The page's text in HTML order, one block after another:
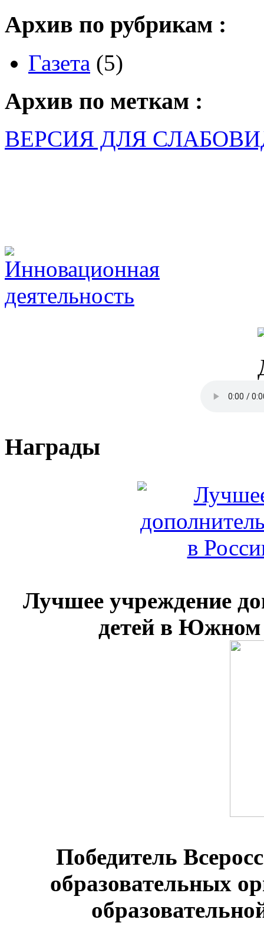
Архив по рубрикам :
Газета (5)
Архив по меткам :
ВЕРСИЯ ДЛЯ
Награды
Лучшее учреждение
детей в Южном
Победитель
образовательных